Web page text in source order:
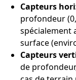
Capteurs
profondeur
spécialement
surface
Capteurs
de